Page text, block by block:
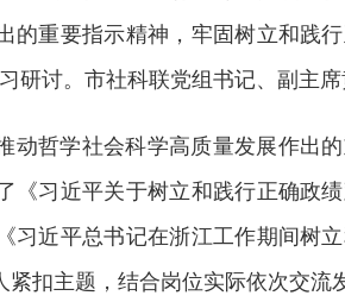
的重要指示精神，牢固树立和践
研讨。市社科联党组书记、副主席
动哲学社会科学高质量发展作出
《习近平关于树立和践行正确政
近平总书记在浙江工作期间树
扣主题，结合岗位实际依次交流